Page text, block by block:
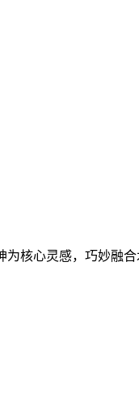
核心灵感，巧妙融